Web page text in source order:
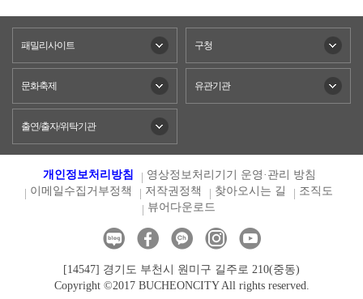
패밀리사이트 구청
문화축제 유관기관
출연/출자/위탁기관
개인정보처리방침
영상정보처리기기 운영·관리 방침
이메일수집거부정책
저작권정책 찾아오시는 길
조직도
뷰어다운로드
[14547] 경기도 부천시 원미구 길주로 210(중동)
Copyright ©2017 BUCHEONCITY All rights reserved.